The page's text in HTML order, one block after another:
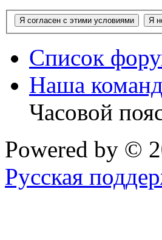
Список
Наша
Часовой
Powered by ©
Русская